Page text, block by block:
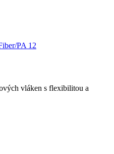
PA 12
vláken s flexibilitou a